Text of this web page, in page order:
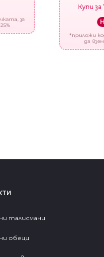
за
Купи за
*приложи
да
талисмани
обеци